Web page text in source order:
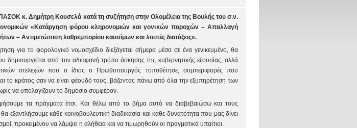
κ. Δημήτρη Κουσελά κατά τη συζήτηση στην Ολομέλεια της Βουλής του σ.ν.
«Κατάργηση φόρου κληρονομιών και γονικών παροχών – Απαλλαγή
– Αντιμετώπιση λαθρεμπορίου καυσίμων και λοιπές διατάξεις».
για το φορολογικό νομοσχέδιο διεξάγεται σήμερα μέσα σε ένα γενικευμένο, θα
δημιουργείται από τον αδιαφανή τρόπο άσκησης της κυβερνητικής εξουσίας, αλλά
στελεχών που ο ίδιος ο Πρωθυπουργός τοποθέτησε, συμπεριφορές που
το κράτος σαν να είναι φέουδό τους, βάζοντας πάνω από όλα την εξυπηρέτηση των
να υπολογίζουν το δημόσιο συμφέρον.
αφήσουμε τα πράγματα έτσι. Και θέλω από το βήμα αυτό να διαβεβαιώσω και τους
εξαντλήσουμε κάθε κοινοβουλευτική διαδικασία και κάθε δυνατότητα που μας δίνει
προκειμένου να λάμψει η αλήθεια και να τιμωρηθούν οι πραγματικά υπαίτιοι.